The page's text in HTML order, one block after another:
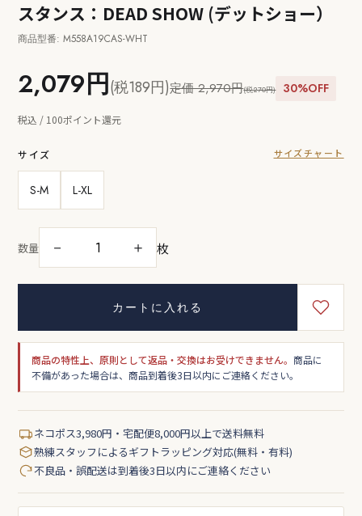
スタンス：DEAD SHOW (デットショー）
商品型番: M558A19CAS-WHT
2,079円(税189円)定価 2,970円(税270円) 30%OFF
税込 / 100ポイント還元
サイズ サイズチャート
S-M L-XL
数量 － ＋ 枚
カートに入れる
商品の特性上、原則として返品・交換はお受けできません。商品に
不備があった場合は、商品到着後3日以内にご連絡ください。
ネコポス3,980円・宅配便8,000円以上で送料無料
熟練スタッフによるギフトラッピング対応(無料・有料)
不良品・誤配送は到着後3日以内にご連絡ください